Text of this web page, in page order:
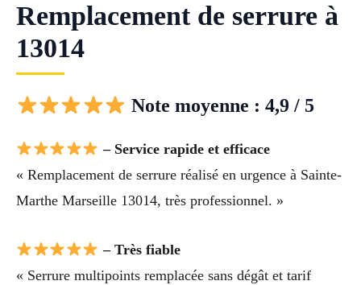
Remplacement de serrure à
13014
Note moyenne : 4,9 / 5
– Service rapide et efficace
« Remplacement de serrure réalisé en urgence à Sainte-
Marthe Marseille 13014, très professionnel. »
– Très fiable
« Serrure multipoints remplacée sans dégât et tarif